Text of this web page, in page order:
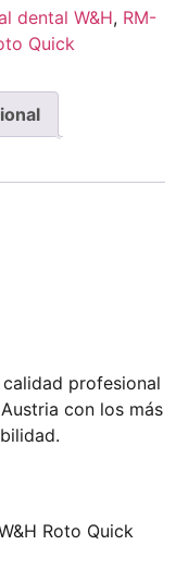
dental W&H, RM-
Quick
profesional
con los más
Roto Quick